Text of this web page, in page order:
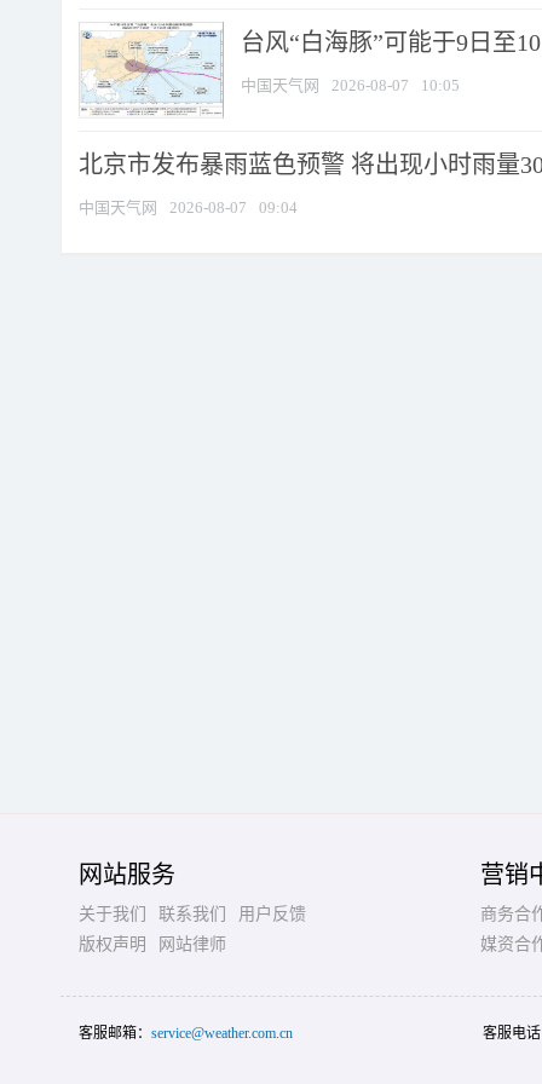
台风“白海豚”可能于9日至
中国天气网 2026-08-07 10:05
北京市发布暴雨蓝色预警 将出现小时雨量
中国天气网 2026-08-07 09:04
网站服务
关于我们 联系我们
用户反馈
版权声明
网站律师
营销
商务合
媒资合
客服邮箱： service@weather.com.cn 客服电